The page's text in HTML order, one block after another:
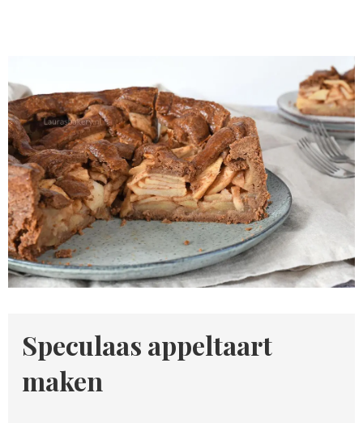
Speculaas appeltaart
maken